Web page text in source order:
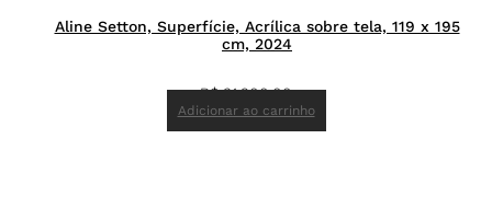
Aline Setton, Superfície, Acrílica sobre tela, 119 x 195
cm, 2024
R$31.200,00
Adicionar ao carrinho